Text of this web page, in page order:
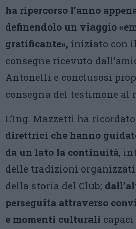
ha ripercorso l’anno
definendolo un viaggio
gratificante», iniziato con
consegne ricevuto
Antonelli e conclusosi
consegna del testimone al
L’Ing. Mazzetti ha ricordato
direttrici che hanno
da un lato la continuità,
delle tradizioni
della storia del Club;
perseguita attraverso
e momenti culturali